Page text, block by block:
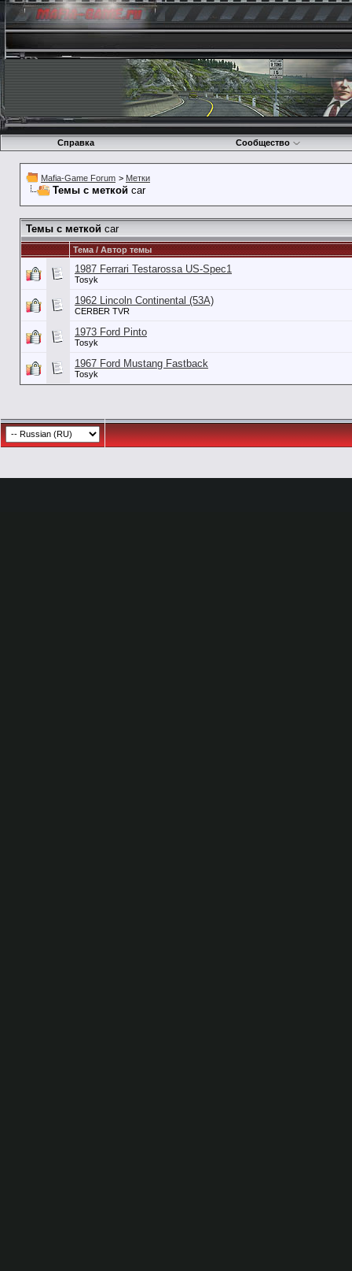
Справка Сообщество
Mafia-Game Forum > Метки
Темы с меткой car
Темы с меткой car
Тема / Автор темы
1987 Ferrari Testarossa US-Spec1
Tosyk
1962 Lincoln Continental (53А)
CERBER TVR
1973 Ford Pinto
Tosyk
1967 Ford Mustang Fastback
Tosyk